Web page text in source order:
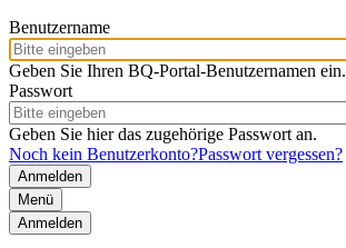
Benutzername
Geben Sie Ihren BQ-Portal-Benutzernamen ein.
Passwort
Geben Sie hier das zugehörige Passwort an.
Noch kein Benutzerkonto?Passwort vergessen?
Menü
Anmelden